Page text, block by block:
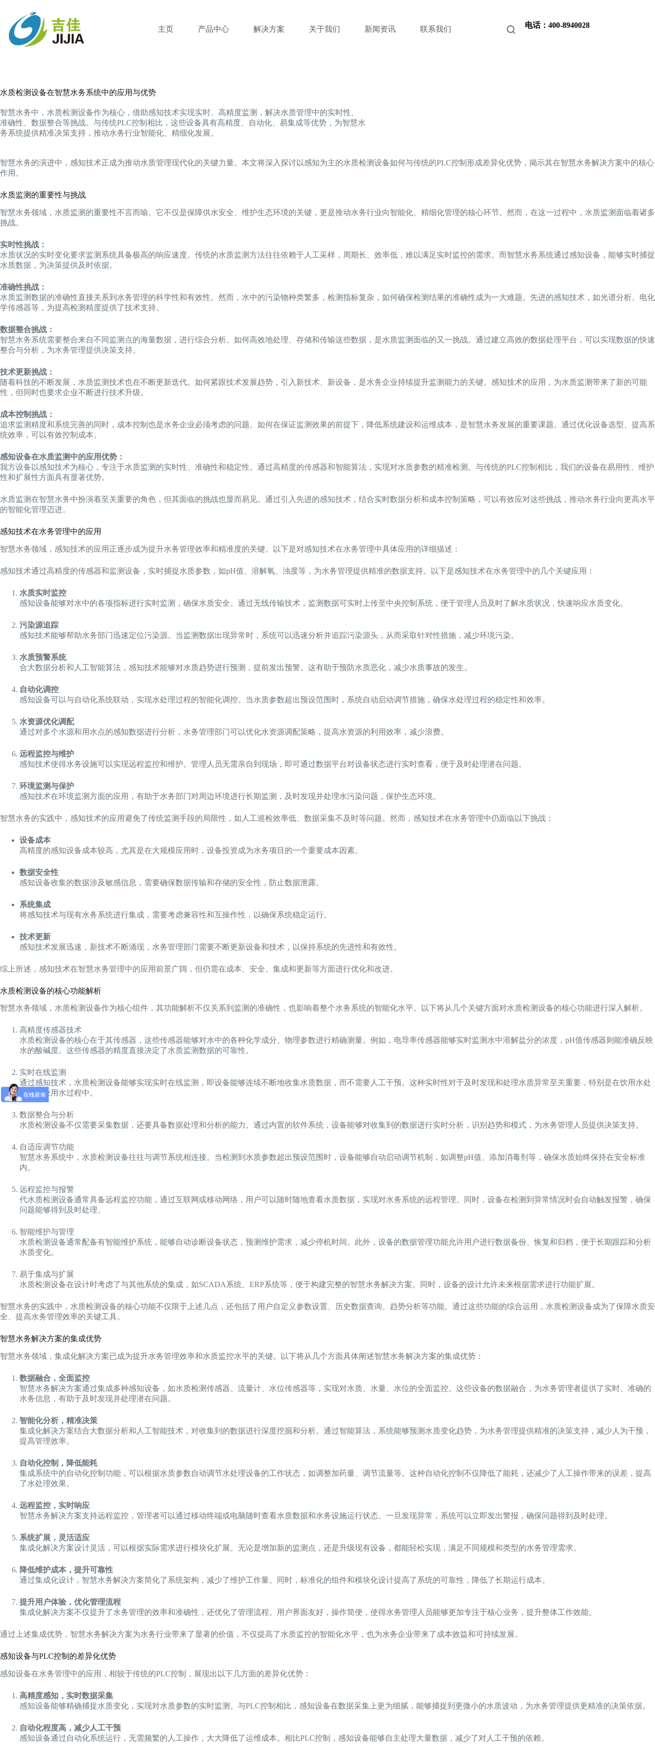
主页 产品中心 解决方案 关于我们 新闻资讯 联系我们 电话：400-8940028
水质检测设备在智慧水务系统中的应用与优势
智慧水务中，水质检测设备作为核心，借助感知技术实现实时、高精度监测，解决水质管理中的实时性、
准确性、数据整合等挑战。与传统PLC控制相比，这些设备具有高精度、自动化、易集成等优势，为智慧水
务系统提供精准决策支持，推动水务行业智能化、精细化发展。
智慧水务的演进中，感知技术正成为推动水质管理现代化的关键力量。本文将深入探讨以感知为主的水质检测设备如何与传统的PLC控制形成差异化优势，揭示其在智慧水务解决方案中的核心
作用。
水质监测的重要性与挑战
智慧水务领域，水质监测的重要性不言而喻。它不仅是保障供水安全、维护生态环境的关键，更是推动水务行业向智能化、精细化管理的核心环节。然而，在这一过程中，水质监测面临着诸多
挑战。
实时性挑战：
水质状况的实时变化要求监测系统具备极高的响应速度。传统的水质监测方法往往依赖于人工采样，周期长、效率低，难以满足实时监控的需求。而智慧水务系统通过感知设备，能够实时捕捉
水质数据，为决策提供及时依据。
准确性挑战：
水质监测数据的准确性直接关系到水务管理的科学性和有效性。然而，水中的污染物种类繁多，检测指标复杂，如何确保检测结果的准确性成为一大难题。先进的感知技术，如光谱分析、电化
学传感器等，为提高检测精度提供了技术支持。
数据整合挑战：
智慧水务系统需要整合来自不同监测点的海量数据，进行综合分析。如何高效地处理、存储和传输这些数据，是水质监测面临的又一挑战。通过建立高效的数据处理平台，可以实现数据的快速
整合与分析，为水务管理提供决策支持。
技术更新挑战：
随着科技的不断发展，水质监测技术也在不断更新迭代。如何紧跟技术发展趋势，引入新技术、新设备，是水务企业持续提升监测能力的关键。感知技术的应用，为水质监测带来了新的可能
性，但同时也要求企业不断进行技术升级。
成本控制挑战：
追求监测精度和系统完善的同时，成本控制也是水务企业必须考虑的问题。如何在保证监测效果的前提下，降低系统建设和运维成本，是智慧水务发展的重要课题。通过优化设备选型、提高系
统效率，可以有效控制成本。
感知设备在水质监测中的应用优势：
我方设备以感知技术为核心，专注于水质监测的实时性、准确性和稳定性。通过高精度的传感器和智能算法，实现对水质参数的精准检测。与传统的PLC控制相比，我们的设备在易用性、维护
性和扩展性方面具有显著优势。
水质监测在智慧水务中扮演着至关重要的角色，但其面临的挑战也显而易见。通过引入先进的感知技术，结合实时数据分析和成本控制策略，可以有效应对这些挑战，推动水务行业向更高水平
的智能化管理迈进。
感知技术在水务管理中的应用
智慧水务领域，感知技术的应用正逐步成为提升水务管理效率和精准度的关键。以下是对感知技术在水务管理中具体应用的详细描述：
感知技术通过高精度的传感器和监测设备，实时捕捉水质参数，如pH值、溶解氧、浊度等，为水务管理提供精准的数据支持。以下是感知技术在水务管理中的几个关键应用：
水质实时监控
感知设备能够对水中的各项指标进行实时监测，确保水质安全。通过无线传输技术，监测数据可实时上传至中央控制系统，便于管理人员及时了解水质状况，快速响应水质变化。
污染源追踪
感知技术能够帮助水务部门迅速定位污染源。当监测数据出现异常时，系统可以迅速分析并追踪污染源头，从而采取针对性措施，减少环境污染。
水质预警系统
合大数据分析和人工智能算法，感知技术能够对水质趋势进行预测，提前发出预警。这有助于预防水质恶化，减少水质事故的发生。
自动化调控
感知设备可以与自动化系统联动，实现水处理过程的智能化调控。当水质参数超出预设范围时，系统自动启动调节措施，确保水处理过程的稳定性和效率。
水资源优化调配
通过对多个水源和用水点的感知数据进行分析，水务管理部门可以优化水资源调配策略，提高水资源的利用效率，减少浪费。
远程监控与维护
感知技术使得水务设施可以实现远程监控和维护。管理人员无需亲自到现场，即可通过数据平台对设备状态进行实时查看，便于及时处理潜在问题。
环境监测与保护
感知技术在环境监测方面的应用，有助于水务部门对周边环境进行长期监测，及时发现并处理水污染问题，保护生态环境。
智慧水务的实践中，感知技术的应用避免了传统监测手段的局限性，如人工巡检效率低、数据采集不及时等问题。然而，感知技术在水务管理中仍面临以下挑战：
设备成本
高精度的感知设备成本较高，尤其是在大规模应用时，设备投资成为水务项目的一个重要成本因素。
数据安全性
感知设备收集的数据涉及敏感信息，需要确保数据传输和存储的安全性，防止数据泄露。
系统集成
将感知技术与现有水务系统进行集成，需要考虑兼容性和互操作性，以确保系统稳定运行。
技术更新
感知技术发展迅速，新技术不断涌现，水务管理部门需要不断更新设备和技术，以保持系统的先进性和有效性。
综上所述，感知技术在智慧水务管理中的应用前景广阔，但仍需在成本、安全、集成和更新等方面进行优化和改进。
水质检测设备的核心功能解析
智慧水务领域，水质检测设备作为核心组件，其功能解析不仅关系到监测的准确性，也影响着整个水务系统的智能化水平。以下将从几个关键方面对水质检测设备的核心功能进行深入解析。
高精度传感器技术
水质检测设备的核心在于其传感器，这些传感器能够对水中的各种化学成分、物理参数进行精确测量。例如，电导率传感器能够实时监测水中溶解盐分的浓度，pH值传感器则能准确反映
水的酸碱度。这些传感器的精度直接决定了水质监测数据的可靠性。
实时在线监测
通过感知技术，水质检测设备能够实现实时在线监测，即设备能够连续不断地收集水质数据，而不需要人工干预。这种实时性对于及时发现和处理水质异常至关重要，特别是在饮用水处
理和工业用水过程中。
数据整合与分析
水质检测设备不仅需要采集数据，还要具备数据处理和分析的能力。通过内置的软件系统，设备能够对收集到的数据进行实时分析，识别趋势和模式，为水务管理人员提供决策支持。
自适应调节功能
智慧水务系统中，水质检测设备往往与调节系统相连接。当检测到水质参数超出预设范围时，设备能够自动启动调节机制，如调整pH值、添加消毒剂等，确保水质始终保持在安全标准
内。
远程监控与报警
代水质检测设备通常具备远程监控功能，通过互联网或移动网络，用户可以随时随地查看水质数据，实现对水务系统的远程管理。同时，设备在检测到异常情况时会自动触发报警，确保
问题能够得到及时处理。
智能维护与管理
水质检测设备通常配备有智能维护系统，能够自动诊断设备状态，预测维护需求，减少停机时间。此外，设备的数据管理功能允许用户进行数据备份、恢复和归档，便于长期跟踪和分析
水质变化。
易于集成与扩展
水质检测设备在设计时考虑了与其他系统的集成，如SCADA系统、ERP系统等，便于构建完整的智慧水务解决方案。同时，设备的设计允许未来根据需求进行功能扩展。
智慧水务的实践中，水质检测设备的核心功能不仅限于上述几点，还包括了用户自定义参数设置、历史数据查询、趋势分析等功能。通过这些功能的综合运用，水质检测设备成为了保障水质安
全、提高水务管理效率的关键工具。
智慧水务解决方案的集成优势
智慧水务领域，集成化解决方案已成为提升水务管理效率和水质监控水平的关键。以下将从几个方面具体阐述智慧水务解决方案的集成优势：
数据融合，全面监控
智慧水务解决方案通过集成多种感知设备，如水质检测传感器、流量计、水位传感器等，实现对水质、水量、水位的全面监控。这些设备的数据融合，为水务管理者提供了实时、准确的
水务信息，有助于及时发现并处理潜在问题。
智能化分析，精准决策
集成化解决方案结合大数据分析和人工智能技术，对收集到的数据进行深度挖掘和分析。通过智能算法，系统能够预测水质变化趋势，为水务管理提供精准的决策支持，减少人为干预，
提高管理效率。
自动化控制，降低能耗
集成系统中的自动化控制功能，可以根据水质参数自动调节水处理设备的工作状态，如调整加药量、调节流量等。这种自动化控制不仅降低了能耗，还减少了人工操作带来的误差，提高
了水处理效果。
远程监控，实时响应
智慧水务解决方案支持远程监控，管理者可以通过移动终端或电脑随时查看水质数据和水务设施运行状态。一旦发现异常，系统可以立即发出警报，确保问题得到及时处理。
系统扩展，灵活适应
集成化解决方案设计灵活，可以根据实际需求进行模块化扩展。无论是增加新的监测点，还是升级现有设备，都能轻松实现，满足不同规模和类型的水务管理需求。
降低维护成本，提升可靠性
通过集成化设计，智慧水务解决方案简化了系统架构，减少了维护工作量。同时，标准化的组件和模块化设计提高了系统的可靠性，降低了长期运行成本。
提升用户体验，优化管理流程
集成化解决方案不仅提升了水务管理的效率和准确性，还优化了管理流程。用户界面友好，操作简便，使得水务管理人员能够更加专注于核心业务，提升整体工作效能。
通过上述集成优势，智慧水务解决方案为水务行业带来了显著的价值，不仅提高了水质监控的智能化水平，也为水务企业带来了成本效益和可持续发展。
感知设备与PLC控制的差异化优势
感知设备在水务管理中的应用，相较于传统的PLC控制，展现出以下几方面的差异化优势：
高精度感知，实时数据采集
感知设备能够精确捕捉水质变化，实现对水质参数的实时监测。与PLC控制相比，感知设备在数据采集上更为细腻，能够捕捉到更微小的水质波动，为水务管理提供更精准的决策依据。
自动化程度高，减少人工干预
感知设备通过自动化系统运行，无需频繁的人工操作，大大降低了运维成本。相比PLC控制，感知设备能够自主处理大量数据，减少了对人工干预的依赖。